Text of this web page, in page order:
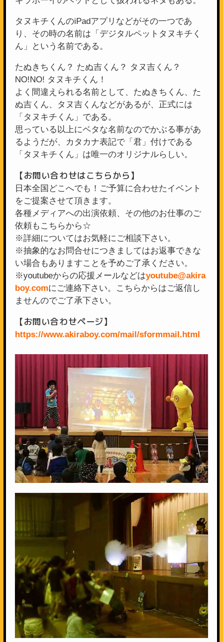
タヌキチくんのiPadアプリなどがその一つであ
り、その時の名前は「デジタルペットタヌキチく
ん」という名前である。
たぬきちくん？ たぬ吉くん？ タヌ吉くん？
NO!NO! タヌキチくん！
よく間違えられる名前として、たぬきちくん、た
ぬ吉くん、タヌ吉くんなどがあるが、正式には
「タヌキチくん」である。
思っている以上にベタな名前なのでかぶる事があ
るようだが、カタカナ表記で「君」付けである
「タヌキチくん」は唯一のオリジナルらしい。
【お問い合わせはこちらから】
日本全国どこへでも！ご予算に合わせたイベント
をご提案させて頂きます。
各種メディアへの出演依頼、その他のお仕事のご
依頼もこちらから☆
※詳細についてはお気軽にご相談下さい。
※抽象的なお問合せにつきましてはお返事できな
い場合もありますことを予めご了承ください。
※youtubeからの応援メールなどはyoutube@akira
boy.comにご連絡下さい。こちらからはご返信し
ませんのでご了承下さい。
【お問い合わせページ】
https://www.akiraboy.com/mail/sformmail.html